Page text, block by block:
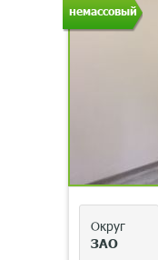
немассовый
Округ
ЗАО